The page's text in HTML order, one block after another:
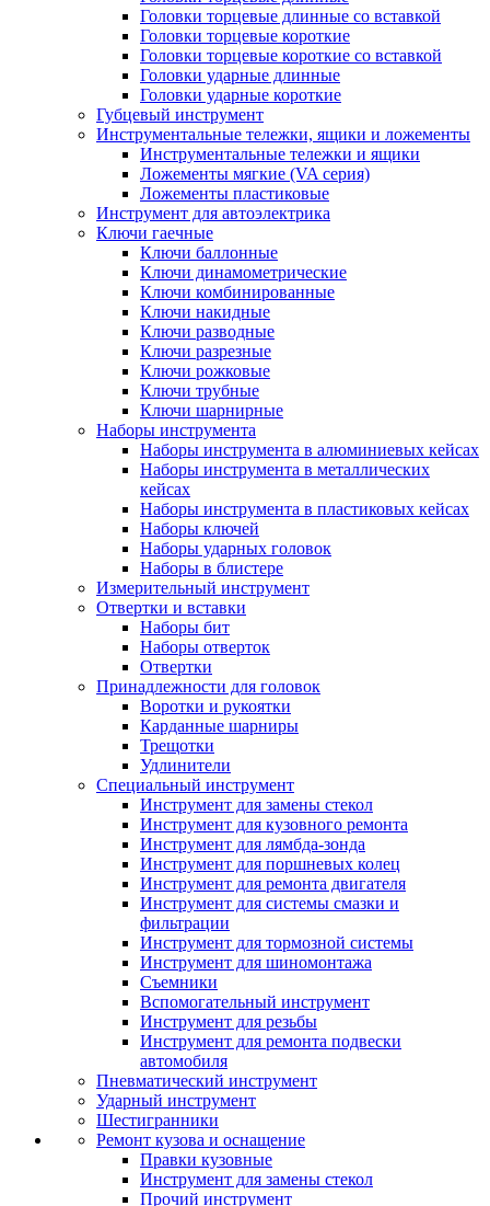
Головки торцевые длинные со вставкой
Головки торцевые короткие
Головки торцевые короткие со вставкой
Головки ударные длинные
Головки ударные короткие
Губцевый инструмент
Инструментальные тележки, ящики и ложементы
Инструментальные тележки и ящики
Ложементы мягкие (VA серия)
Ложементы пластиковые
Инструмент для автоэлектрика
Ключи гаечные
Ключи баллонные
Ключи динамометрические
Ключи комбинированные
Ключи накидные
Ключи разводные
Ключи разрезные
Ключи рожковые
Ключи трубные
Ключи шарнирные
Наборы инструмента
Наборы инструмента в алюминиевых кейсах
Наборы инструмента в металлических
кейсах
Наборы инструмента в пластиковых кейсах
Наборы ключей
Наборы ударных головок
Наборы в блистере
Измерительный инструмент
Отвертки и вставки
Наборы бит
Наборы отверток
Отвертки
Принадлежности для головок
Воротки и рукоятки
Карданные шарниры
Трещотки
Удлинители
Специальный инструмент
Инструмент для замены стекол
Инструмент для кузовного ремонта
Инструмент для лямбда-зонда
Инструмент для поршневых колец
Инструмент для ремонта двигателя
Инструмент для системы смазки и
фильтрации
Инструмент для тормозной системы
Инструмент для шиномонтажа
Съемники
Вспомогательный инструмент
Инструмент для резьбы
Инструмент для ремонта подвески
автомобиля
Пневматический инструмент
Ударный инструмент
Шестигранники
Ремонт кузова и оснащение
Правки кузовные
Инструмент для замены стекол
Прочий инструмент